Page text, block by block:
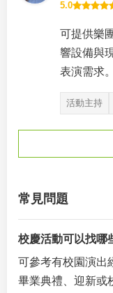
5.0
可提供樂
響設備與
表演需求。
活動主持
常見問題
校慶活動可以找哪
可參考有校園演出
畢業典禮、迎新或